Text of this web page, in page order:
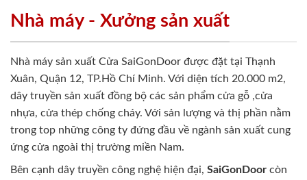
Nhà máy - Xưởng sản xuất
Nhà máy sản xuất Cửa SaiGonDoor được đặt tại Thạnh
Xuân, Quận 12, TP.Hồ Chí Minh. Với diện tích 20.000 m2,
dây truyền sản xuất đồng bộ các sản phẩm cửa gỗ ,cửa
nhựa, cửa thép chống cháy. Với sản lượng và thị phần nằm
trong top những công ty đứng đầu về ngành sản xuất cung
ứng cửa ngoài thị trường miền Nam.
Bên cạnh dây truyền công nghệ hiện đại, SaiGonDoor còn